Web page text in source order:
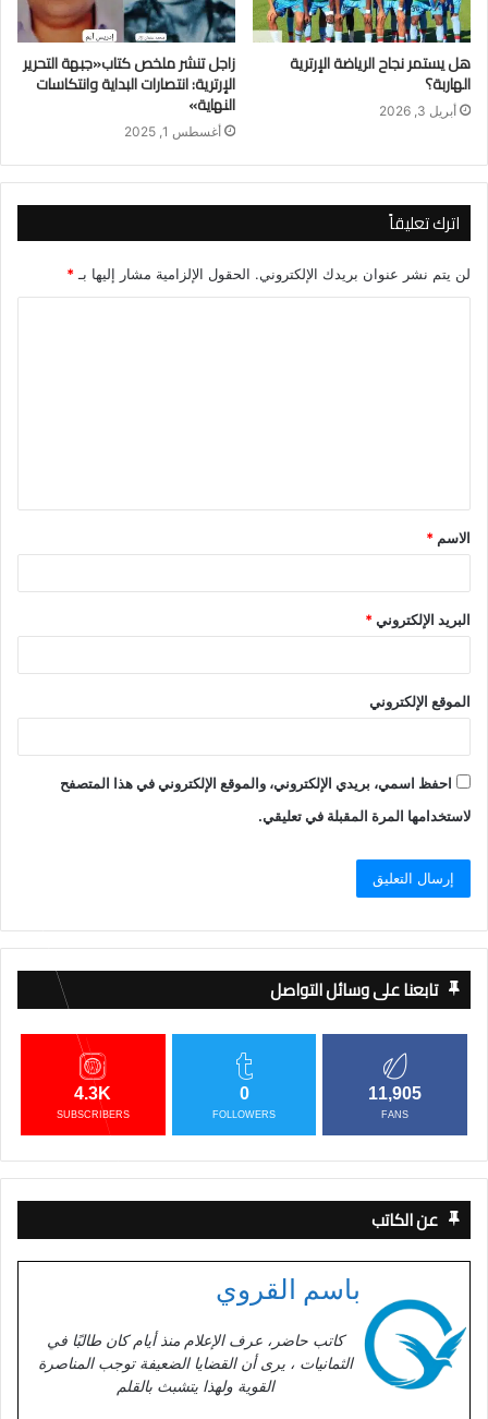
هل يستمر نجاح الرياضة الإرترية
الهاربة؟
أبريل 3, 2026
زاجل تنشر ملخص كتاب«جبهة التحرير
الإرترية: انتصارات البداية وانتكاسات
النهاية»
أغسطس 1, 2025
اترك تعليقاً
لن يتم نشر عنوان بريدك الإلكتروني. الحقول الإلزامية مشار إليها بـ *
ق
*
الاسم *
البريد الإلكتروني*
الموقع الإلكتروني
احفظ اسمي، بريدي الإلكتروني، والموقع الإلكتروني في هذا المتصفح
لاستخدامها المرة المقبلة في تعليقي.
تابعنا على وسائل التواصل
11,905
FANS
0
FOLLOWERS
4.3K
SUBSCRIBERS
عن الكاتب
باسم القروي
كاتب حاضر، عرف الإعلام منذ أيام كان طالبًا في
الثمانيات ، يرى أن القضايا الضعيفة توجب المناصرة
القوية ولهذا يتشبث بالقلم